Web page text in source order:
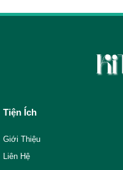
Tiện Ích
Giới Thiệu
Liên Hệ